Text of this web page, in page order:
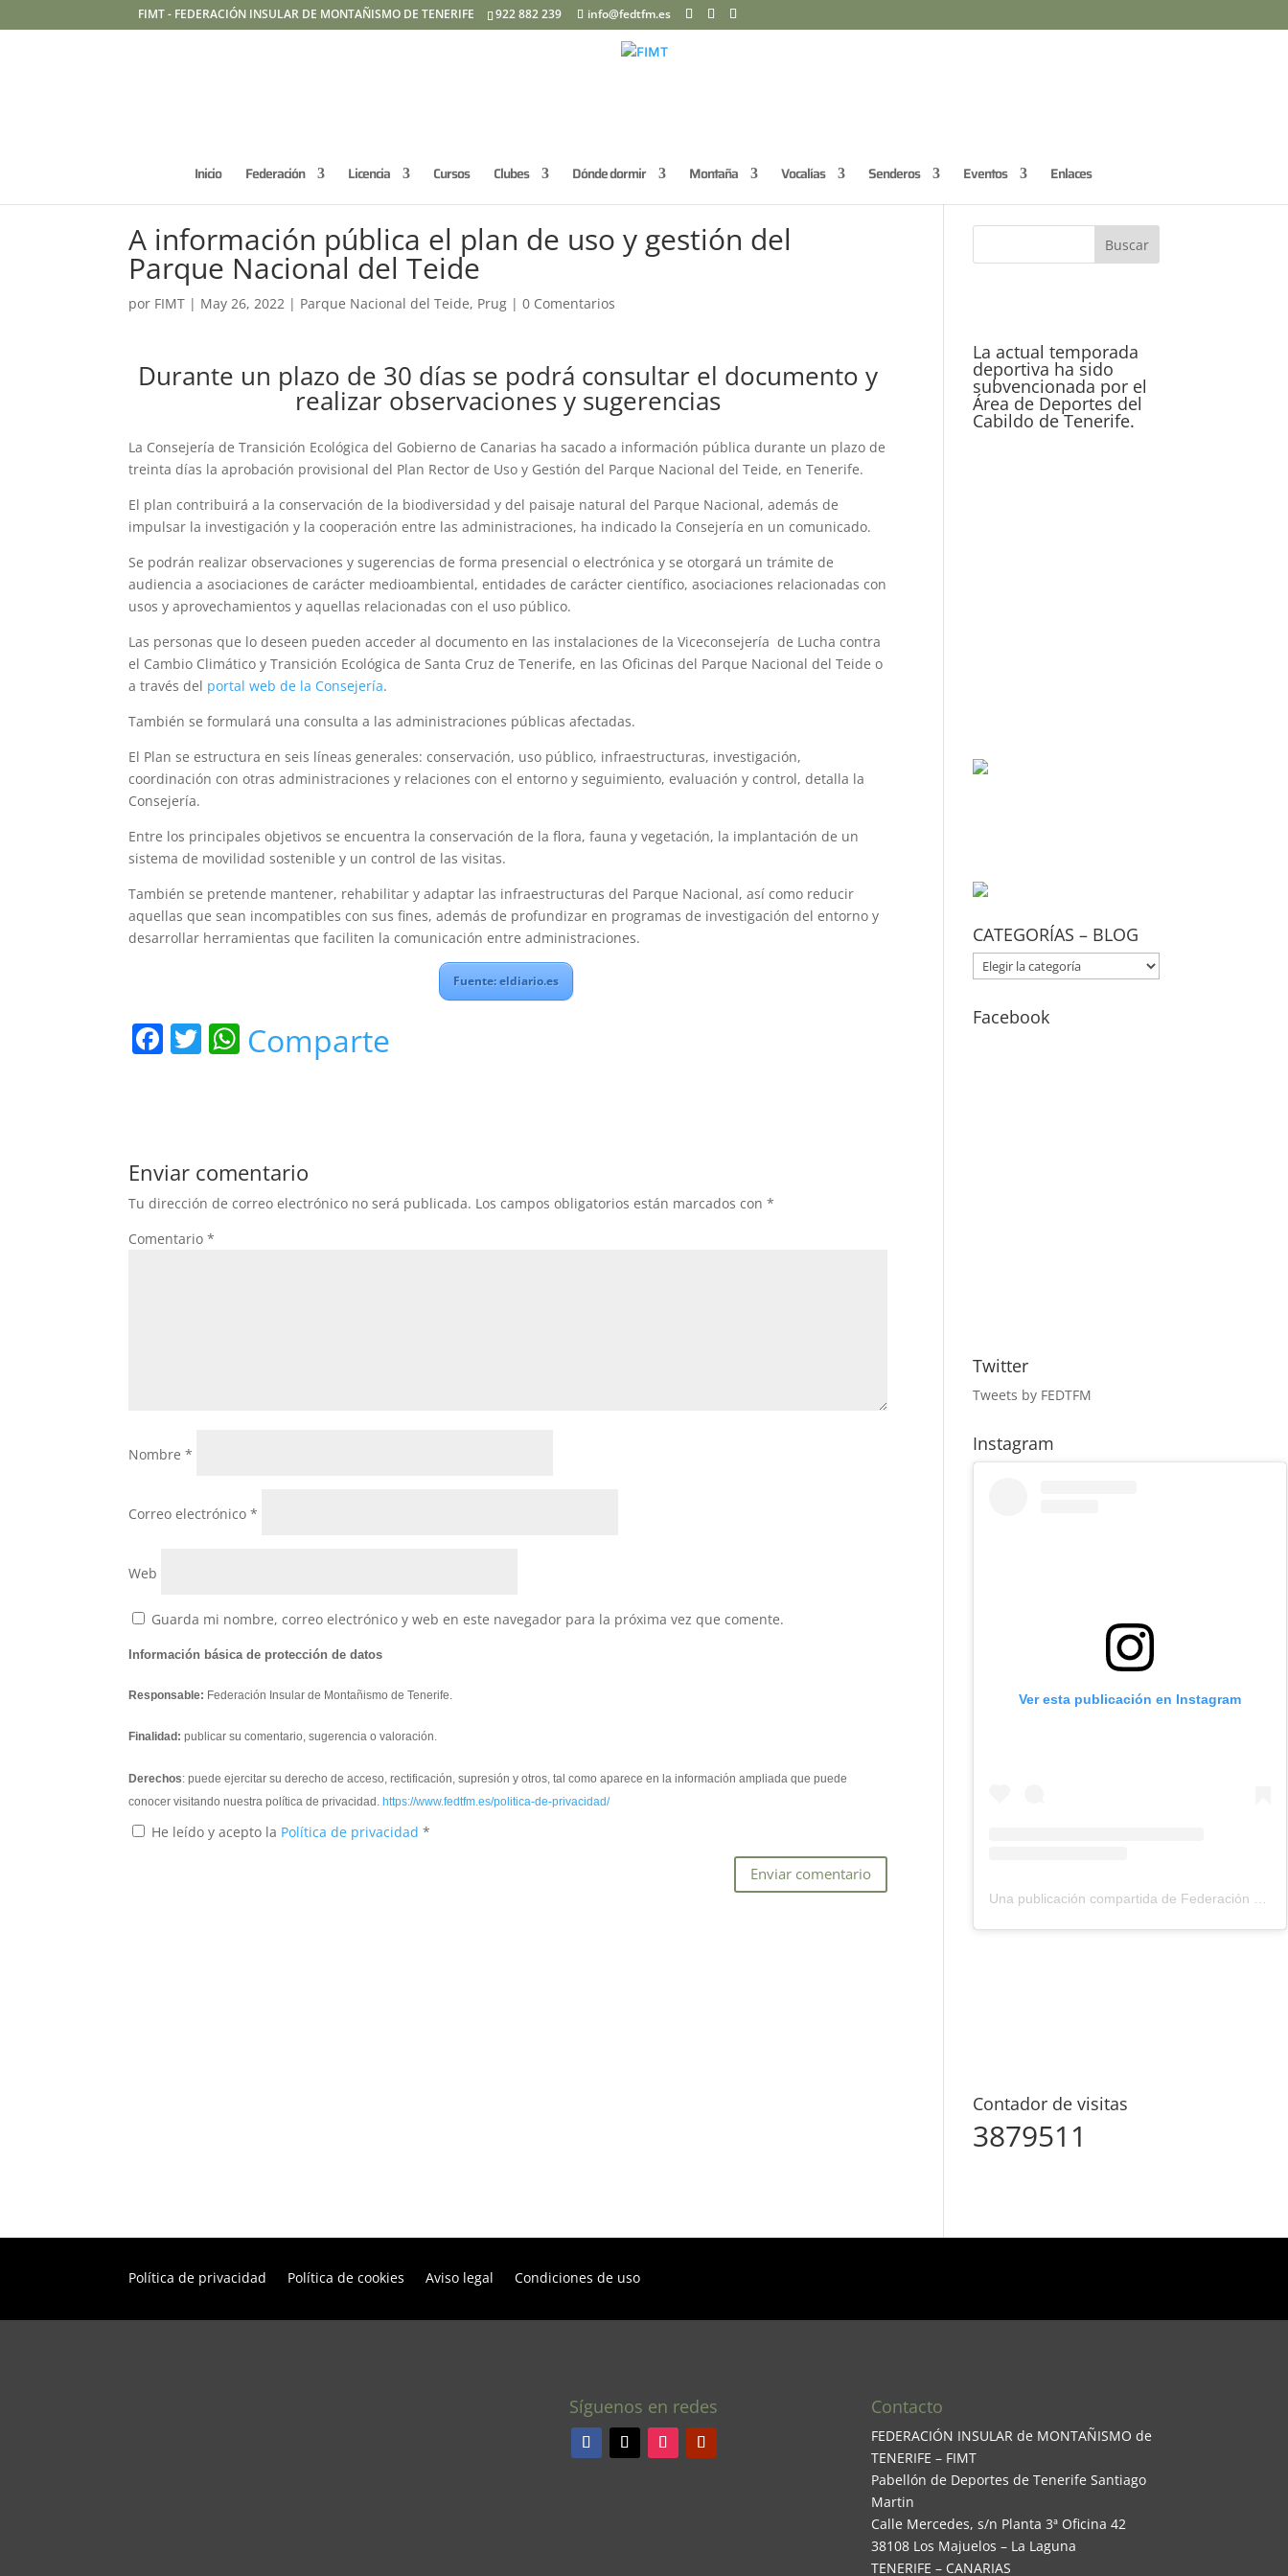
FIMT - FEDERACIÓN INSULAR DE MONTAÑISMO DE TENERIFE 922 882 239 info@fedtfm.es
Inicio Federación Licencia Cursos Clubes Dónde dormir Montaña Vocalías Senderos Eventos Enlaces
A información pública el plan de uso y gestión del
Parque Nacional del Teide
por FIMT | May 26, 2022 | Parque Nacional del Teide, Prug |0 Comentarios
Durante un plazo de 30 días se podrá consultar el documento y
realizar observaciones y sugerencias
La Consejería de Transición Ecológica del Gobierno de Canarias ha sacado a información pública durante un plazo de
treinta días la aprobación provisional del Plan Rector de Uso y Gestión del Parque Nacional del Teide, en Tenerife.
El plan contribuirá a la conservación de la biodiversidad y del paisaje natural del Parque Nacional, además de
impulsar la investigación y la cooperación entre las administraciones, ha indicado la Consejería en un comunicado.
Se podrán realizar observaciones y sugerencias de forma presencial o electrónica y se otorgará un trámite de
audiencia a asociaciones de carácter medioambiental, entidades de carácter científico, asociaciones relacionadas con
usos y aprovechamientos y aquellas relacionadas con el uso público.
Las personas que lo deseen pueden acceder al documento en las instalaciones de la Viceconsejería de Lucha contra
el Cambio Climático y Transición Ecológica de Santa Cruz de Tenerife, en las Oficinas del Parque Nacional del Teide o
a través del portal web de la Consejería.
También se formulará una consulta a las administraciones públicas afectadas.
El Plan se estructura en seis líneas generales: conservación, uso público, infraestructuras, investigación,
coordinación con otras administraciones y relaciones con el entorno y seguimiento, evaluación y control, detalla la
Consejería.
Entre los principales objetivos se encuentra la conservación de la flora, fauna y vegetación, la implantación de un
sistema de movilidad sostenible y un control de las visitas.
También se pretende mantener, rehabilitar y adaptar las infraestructuras del Parque Nacional, así como reducir
aquellas que sean incompatibles con sus fines, además de profundizar en programas de investigación del entorno y
desarrollar herramientas que faciliten la comunicación entre administraciones.
Fuente: eldiario.es
F
b
o
o
k
T W
A
p
p
Comparte
Enviar comentario
Tu dirección de correo electrónico no será publicada. Los campos obligatorios están marcados con*
Comentario*
Nombre*
Correo electrónico*
Web
Guarda mi nombre, correo electrónico y web en este navegador para la próxima vez que comente.
Información básica de protección de datos
Responsable: Federación Insular de Montañismo de Tenerife.
Finalidad: publicar su comentario, sugerencia o valoración.
Derechos: puede ejercitar su derecho de acceso, rectificación, supresión y otros, tal como aparece en la información ampliada que puede
conocer visitando nuestra política de privacidad.https://www.fedtfm.es/politica-de-privacidad/
He leído y acepto la Política de privacidad*
La actual temporada
deportiva ha sido
subvencionada por el
Área de Deportes del
Cabildo de Tenerife.
CATEGORÍAS – BLOG
CATEGORÍAS
–
BLOG
Facebook
Twitter
Tweets by FEDTFM
Instagram
Ver esta publicación en Instagram
Contador de visitas
3879511
Política de privacidad Política de cookies Aviso legal Condiciones de uso
Síguenos en redes Contacto
FEDERACIÓN INSULAR de MONTAÑISMO de
TENERIFE – FIMT
Pabellón de Deportes de Tenerife Santiago
Martin
Calle Mercedes, s/n Planta 3ª Oficina 42
38108 Los Majuelos – La Laguna
TENERIFE – CANARIAS